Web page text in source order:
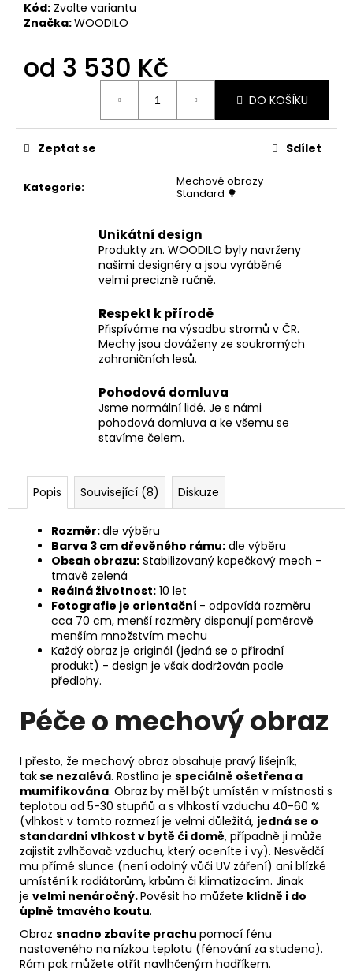
Kód: Zvolte variantu
Značka:WOODILO
od 3 530 Kč
DO KOŠÍKU
Kategorie:
Mechové obrazy
Standard 🌳
Zeptat se Sdílet
Unikátní design
Produkty zn. WOODILO byly navrženy
našimi designéry a jsou vyráběné
velmi precizně ručně.
Respekt k přírodě
Přispíváme na výsadbu stromů v ČR.
Mechy jsou dováženy ze soukromých
zahraničních lesů.
Pohodová domluva
Jsme normální lidé. Je s námi
pohodová domluva a ke všemu se
stavíme čelem.
Popis Související (8) Diskuze
Rozměr:dle výběru
Barva 3 cm dřevěného rámu: dle výběru
Obsah obrazu: Stabilizovaný kopečkový mech -
tmavě zelená
Reálná životnost: 10 let
Fotografie je orientační - odpovídá rozměru
cca 70 cm, menší rozměry disponují poměrově
menším množstvím mechu
Každý obraz je originál (jedná se o přírodní
produkt) - design je však dodržován podle
předlohy.
Péče o mechový obraz
I přesto, že mechový obraz obsahuje pravý lišejník,
takse nezalévá. Rostlina je speciálně ošetřena a
mumifikována. Obraz by měl být umístěn v místnosti s
teplotou od 5-30 stupňů a s vlhkostí vzduchu 40-60 %
(vlhkost v tomto rozmezí je velmi důležitá, jedná se o
standardní vlhkost v bytě či domě, případně ji může
zajistit zvlhčovač vzduchu, který oceníte i vy). Nesvědčí
mu přímé slunce (není odolný vůči UV záření) ani blízké
umístění k radiátorům, krbům či klimatizacím. Jinak
je velmi nenáročný.Pověsit ho můžete klidně i do
úplně tmavého koutu.
Obraz snadno zbavíte prachu pomocí fénu
nastaveného na nízkou teplotu (fénování za studena).
Rám pak můžete otřít navlhčeným hadříkem.